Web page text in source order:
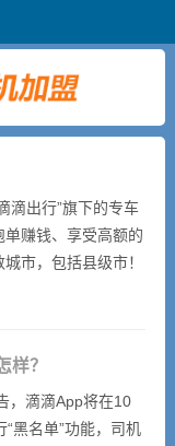
滴出行”旗下的专车
赚钱、享受高额的
市，包括县级市！
励丰厚，有翻倍
裸车价在7万元以
样？
，滴滴App将在10
黑名单”功能，司机